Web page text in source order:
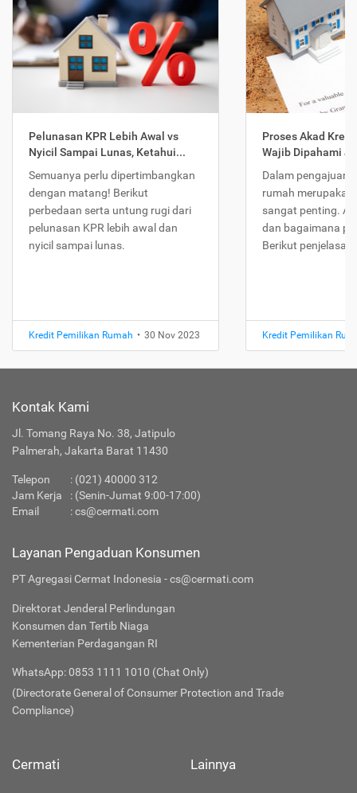
Pelunasan KPR Lebih Awal vs
Nyicil Sampai Lunas, Ketahui...
Semuanya perlu dipertimbangkan
dengan matang! Berikut
perbedaan serta untung rugi dari
pelunasan KPR lebih awal dan
nyicil sampai lunas.
Kredit Pemilikan Rumah • 30 Nov 2023
Proses Akad
Wajib Dipahami
Dalam pengajuan
rumah
sangat penting.
dan bagaimana
Berikut
Kredit Pemilikan
Kontak Kami
Jl. Tomang Raya No. 38, Jatipulo
Palmerah, Jakarta Barat 11430
Telepon : (021) 40000 312
Jam Kerja
: (Senin-Jumat 9:00-17:00)
Email
:cs@cermati.com
Layanan Pengaduan Konsumen
PT Agregasi Cermat Indonesia - cs@cermati.com
Direktorat Jenderal Perlindungan
Konsumen dan Tertib Niaga
Kementerian Perdagangan RI
WhatsApp: 0853 1111 1010 (Chat Only)
(Directorate General of Consumer Protection and Trade
Compliance)
Cermati Lainnya